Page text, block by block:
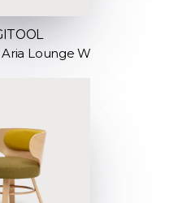
Lounge W